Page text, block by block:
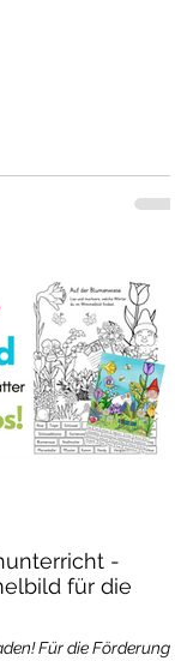
-
für die
Für die Förderung